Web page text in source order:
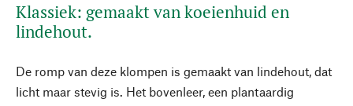
Klassiek: gemaakt van koeienhuid en
lindehout.
De romp van deze klompen is gemaakt van lindehout, dat
licht maar stevig is. Het bovenleer, een plantaardig